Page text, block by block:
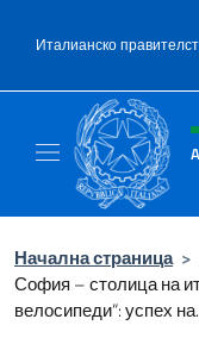
Италианско
Начална страница >
София – столица на
велосипеди“: успех